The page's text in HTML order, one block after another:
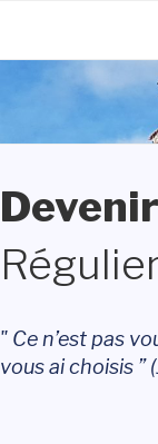
contenu
" Ce n’est pas
vous ai choisis ”